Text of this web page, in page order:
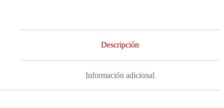
Descripción
Información adicional